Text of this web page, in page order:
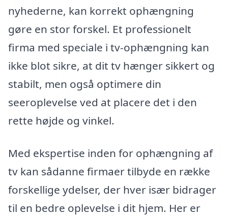
nyhederne, kan korrekt ophængning
gøre en stor forskel. Et professionelt
firma med speciale i tv-ophængning kan
ikke blot sikre, at dit tv hænger sikkert og
stabilt, men også optimere din
seeroplevelse ved at placere det i den
rette højde og vinkel.
Med ekspertise inden for ophængning af
tv kan sådanne firmaer tilbyde en række
forskellige ydelser, der hver især bidrager
til en bedre oplevelse i dit hjem. Her er